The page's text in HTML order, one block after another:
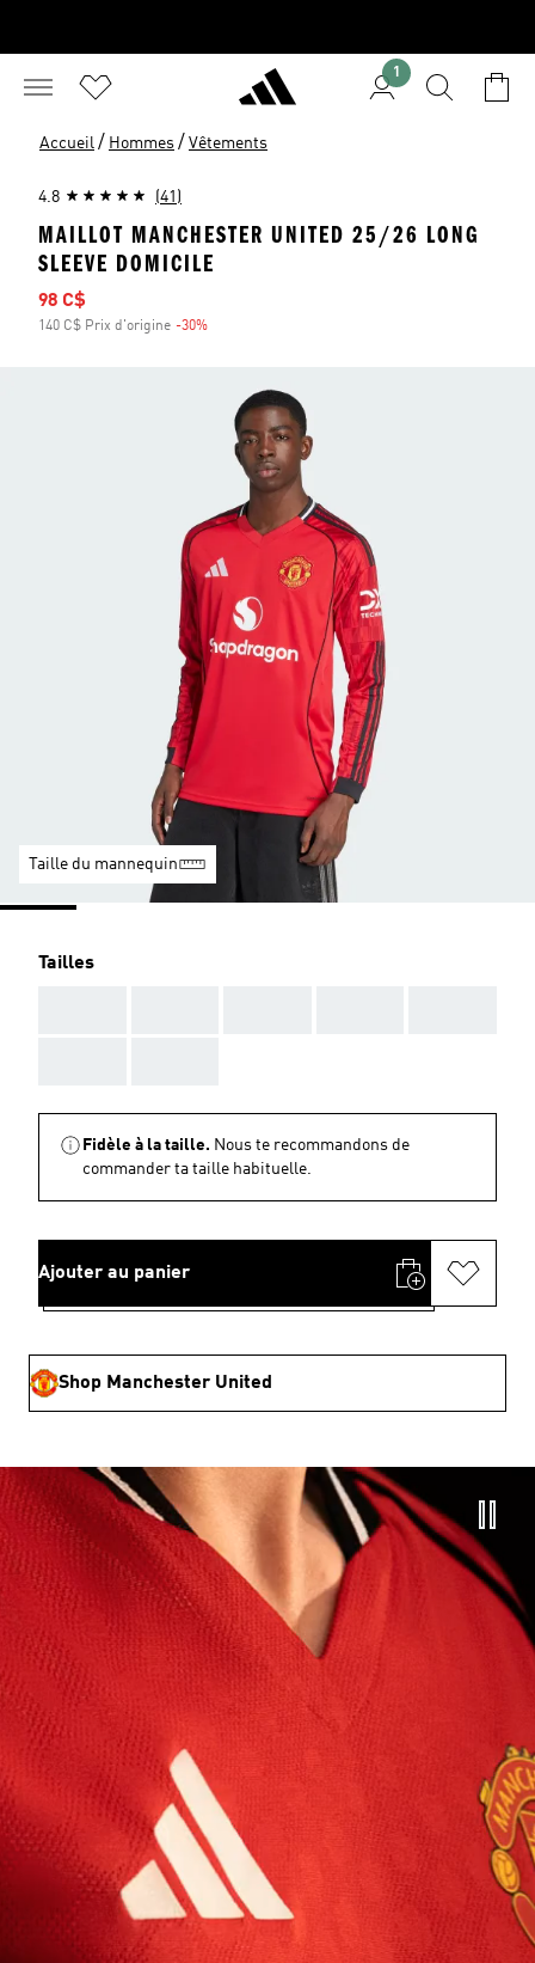
1
Accueil / Hommes / Vêtements
4.8 (41)
MAILLOT MANCHESTER UNITED 25/26 LONG
SLEEVE DOMICILE
Prix soldé
98 C$
140 C$ Prix d'origine -30%
Taille du mannequin
Tailles
Fidèle à la taille. Nous te recommandons de
commander ta taille habituelle.
Ajouter au panier
Shop Manchester United